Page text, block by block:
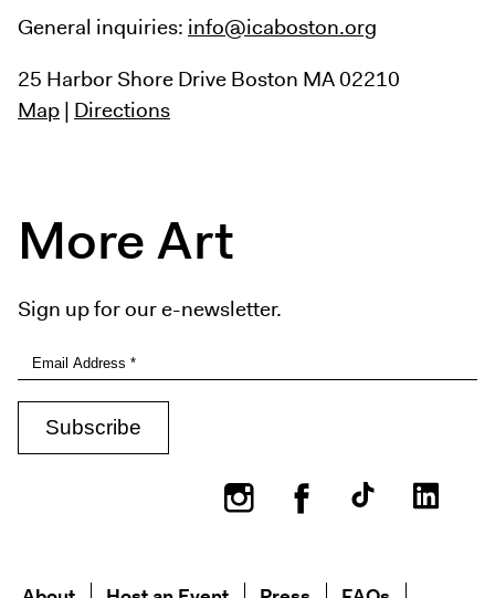
General inquiries: info@icaboston.org
25 Harbor Shore DriveBoston MA 02210
Map| Directions
More Art
Sign up for our e-newsletter.
InstagramFacebook